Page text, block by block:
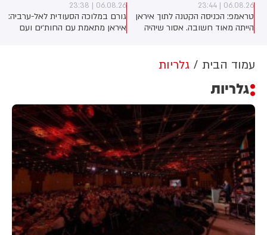
06.08.26 | 23:44
טראמפ: הכניסה הקטנה לתוך איראן
הייתה מאוד חשובה. אסור שיהיה
06.08.26 | 23:38
גורם במלוכה הסעודית לאל-ערביה:
איראן מתאמת עם החות׳ים ועם
עמוד הבית גלריות
גלריות